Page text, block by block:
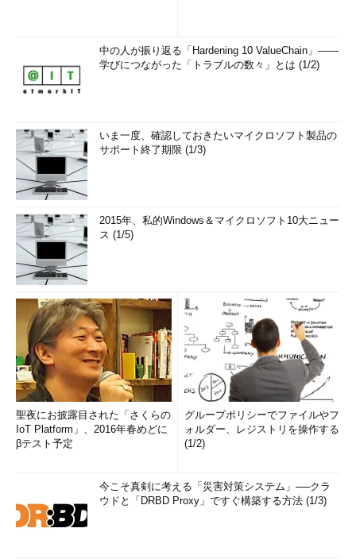
中の人が振り返る「Hardening 10 ValueChain」――
学びにつながった「トラブルの数々」とは (1/2)
いま一度、確認しておきたいマイクロソフト製品の
サポート終了期限 (1/3)
2015年、私的Windows＆マイクロソフト10大ニュー
ス (1/5)
聖夜にお披露目された「さくらの
IoT Platform」、2016年春めどに
βテスト予定
グループポリシーでファイルやフ
ォルダー、レジストリを操作する
(1/2)
今こそ真剣に考える「災害対策システム」──クラ
ウドと「DRBD Proxy」ですぐ構築する方法 (1/3)